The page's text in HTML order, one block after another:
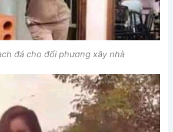
đá cho đối phương xây nhà